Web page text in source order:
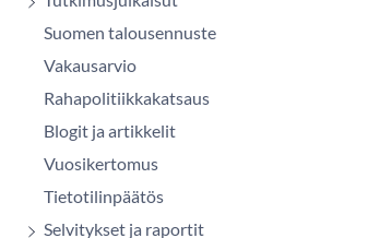
Suomen talousennuste
Vakausarvio
Rahapolitiikkakatsaus
Blogit ja artikkelit
Vuosikertomus
Tietotilinpäätös
Selvitykset ja raportit